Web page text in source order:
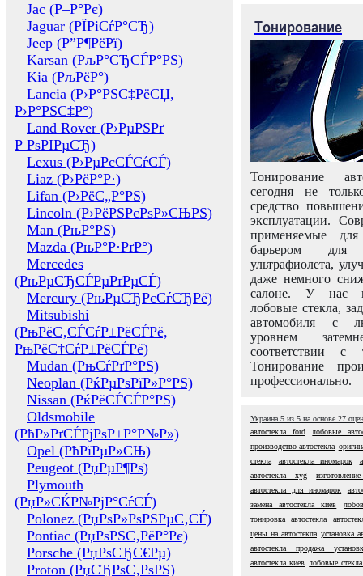
Jac (Р–Р°Рє)
Jaguar (РЇРіСѓР°СЂ)
Jeep (Р”Р¶РёРї)
Karsan (РљР°СЂСЃР°РЅ)
Kia (РљРёР°)
Lancia (Р›Р°РЅС‡РёСЏ,
Р›Р°РЅС‡Р°)
Land Rover (Р›РµРЅРґ
Р РѕРІРµСЂ)
Lexus (Р›РµРєСЃСѓСЃ)
Liaz (Р›РёР°Р·)
Lifan (Р›РёС„Р°РЅ)
Lincoln (Р›РёРЅРєРѕР»СЊРЅ)
Man (РњР°РЅ)
Mazda (РњР°Р·РґР°)
Mercedes
(РњРµСЂСЃРµРґРµСЃ)
Mercury (РњРµСЂРєСѓСЂРё)
Mitsubishi
(РњРёС‚СЃСѓР±РёСЃРё,
РњРёС†СѓР±РёСЃРё)
Mudan (РњСѓРґР°РЅ)
Neoplan (РќРµРѕРїР»Р°РЅ)
Nissan (РќРёСЃСЃР°РЅ)
Oldsmobile
(РћР»РґСЃРјРѕР±Р°Р№Р»)
Opel (РћРїРµР»СЊ)
Peugeot (РџРµР¶Рѕ)
Plymouth
(РџР»СЌР№РјР°СѓСЃ)
Polonez (РџРѕР»РѕРЅРµС‚СЃ)
Pontiac (РџРѕРЅС‚РёР°Рє)
Porsche (РџРѕСЂС€Рµ)
Proton (РџСЂРѕС‚РѕРЅ)
Тонирование
Тонирование
сегодня не
средство
эксплуатации.
применяемые
барьером для
ультрафиолета,
даже немного
салоне. У нас
лобовые стекла,
автомобиля с
уровнем
соответствии с
Тонирование
профессионально.
Украина 5 из 5 на основе 27
автостекла ford
лобовые
производство автостекла
стекла
автостекла иномарок
автостекла xyg
автостекла для иномарок
замена автостекла киев
тонировка автостекла
цены на автостекла установка
автостекла продажа
автостекла киев лобовые